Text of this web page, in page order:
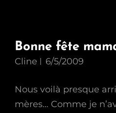
Bonne fête
Cline 6/5/2009
Nous voilà presque
mères… Comme je